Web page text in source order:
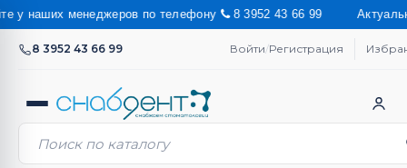
менеджеров по телефону 8 3952 43 66 99 Актуальную
8 3952 43 66 99 Войти/Регистрация